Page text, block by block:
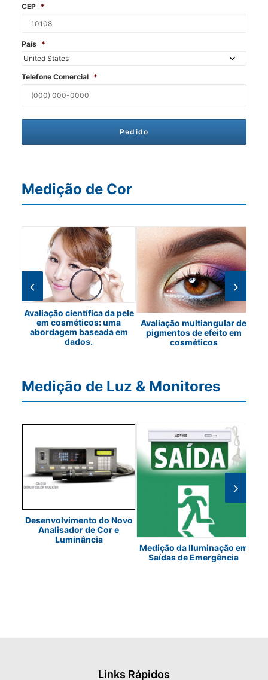
CEP *
País *
Telefone Comercial *
Medição de Cor
Avaliação científica da pele
em cosméticos: uma
abordagem baseada em
dados.
Avaliação multiangular de
pigmentos de efeito em
cosméticos
Medição de Luz & Monitores
Desenvolvimento do Novo
Analisador de Cor e
Luminância
Medição da Iluminação em
Saídas de Emergência
Links Rápidos